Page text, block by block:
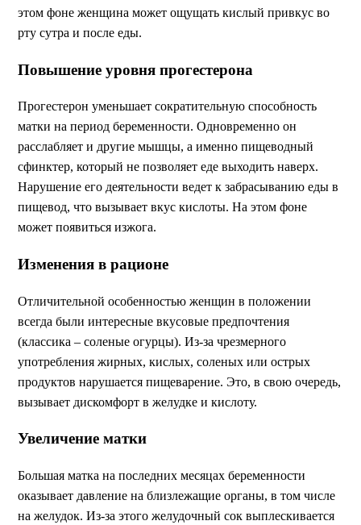
этом фоне женщина может ощущать кислый привкус во
рту сутра и после еды.
Повышение уровня прогестерона
Прогестерон уменьшает сократительную способность
матки на период беременности. Одновременно он
расслабляет и другие мышцы, а именно пищеводный
сфинктер, который не позволяет еде выходить наверх.
Нарушение его деятельности ведет к забрасыванию еды в
пищевод, что вызывает вкус кислоты. На этом фоне
может появиться изжога.
Изменения в рационе
Отличительной особенностью женщин в положении
всегда были интересные вкусовые предпочтения
(классика – соленые огурцы). Из-за чрезмерного
употребления жирных, кислых, соленых или острых
продуктов нарушается пищеварение. Это, в свою очередь,
вызывает дискомфорт в желудке и кислоту.
Увеличение матки
Большая матка на последних месяцах беременности
оказывает давление на близлежащие органы, в том числе
на желудок. Из-за этого желудочный сок выплескивается